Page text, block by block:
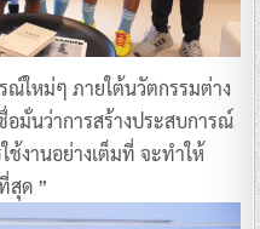
ณ์ใหม่ๆ ภายใต้นวัตกรรมต่าง
อมั่นว่าการสร้างประสบการณ์
งานอย่างเต็มที่ จะทำให้
สุด ”